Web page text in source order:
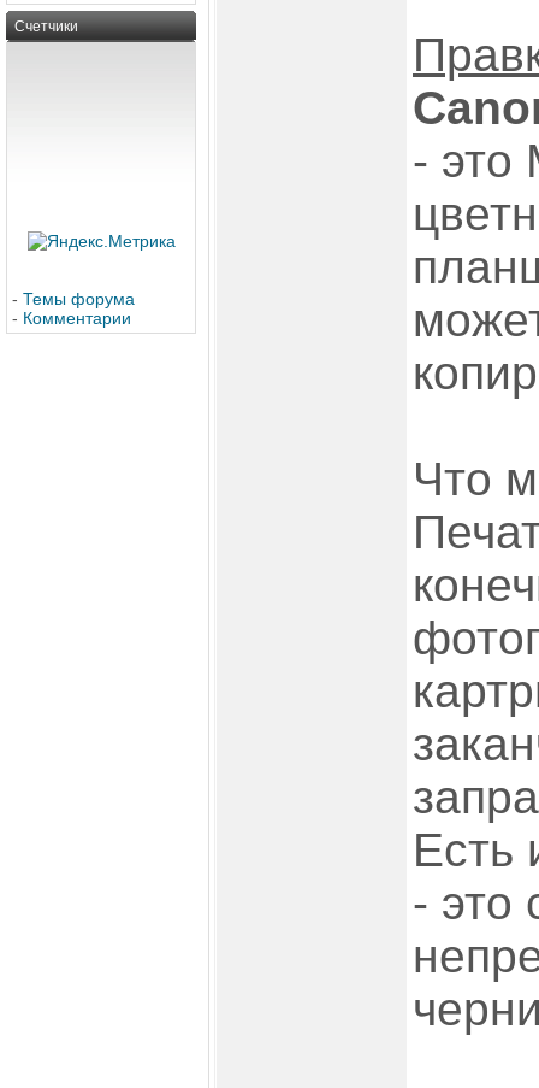
Счетчики
- Темы форума
- Комментарии
- это
Что
Есть
- это